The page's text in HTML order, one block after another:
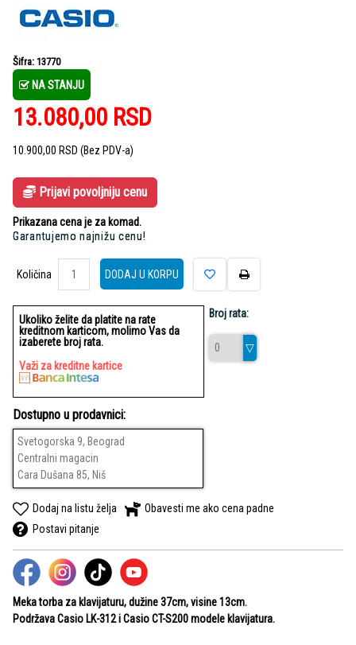
Šifra: 13770
NA STANJU
13.080,00 RSD
10.900,00 RSD (Bez PDV-a)
Prijavi povoljniju cenu
Prikazana cena je za komad.
Garantujemo najnižu cenu!
Količina
Količina
DODAJ U KORPU
Ukoliko želite da platite na rate
kreditnom karticom, molimo Vas da
izaberete broj rata.
Važi za kreditne kartice
Broj rata:
Dostupno u prodavnici:
Svetogorska 9, Beograd
Centralni magacin
Cara Dušana 85, Niš
Dodaj na listu želja
Obavesti me ako cena padne
Postavi pitanje
Meka torba za klavijaturu, dužine 37cm, visine 13cm.
Podržava Casio LK-312 i Casio CT-S200 modele klavijatura.